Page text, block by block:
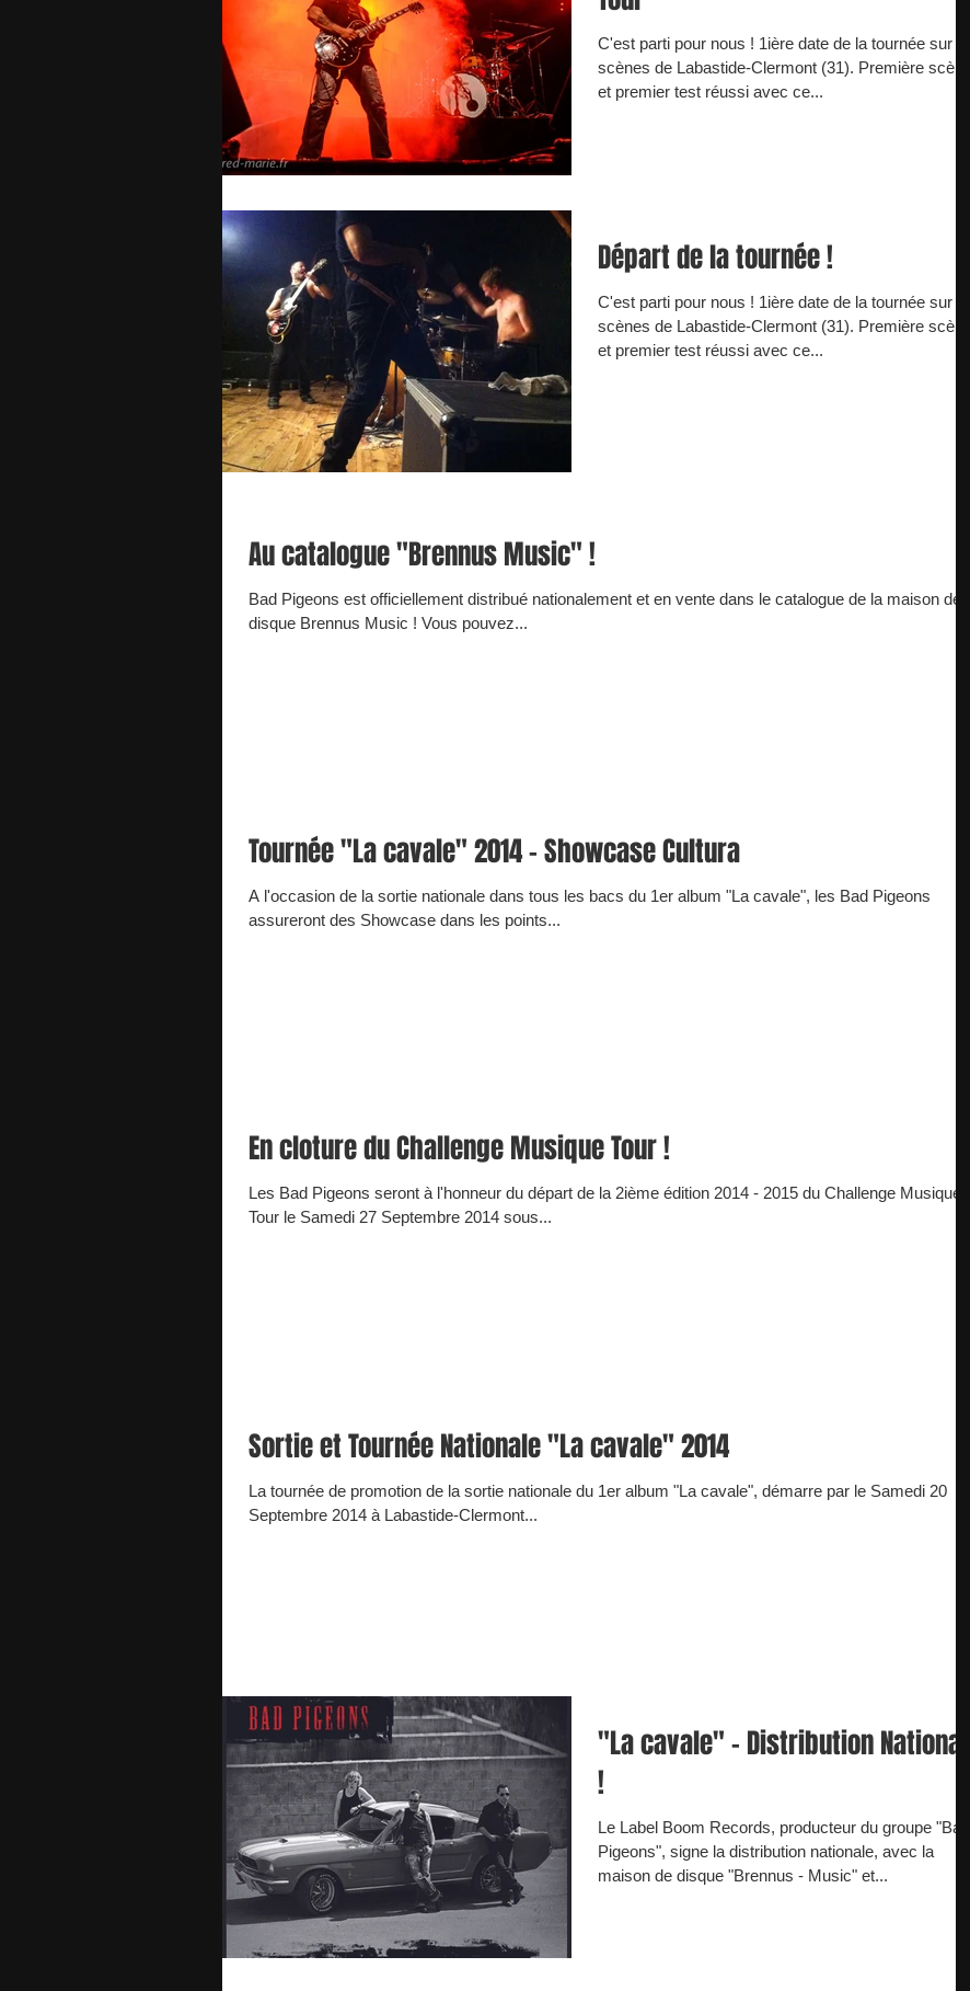
C'est parti pour nous ! 1ière date de la tournée sur les
scènes de Labastide-Clermont (31). Première scène
et premier test réussi avec ce...
Départ de la tournée !
C'est parti pour nous ! 1ière date de la tournée sur les
scènes de Labastide-Clermont (31). Première scène
et premier test réussi avec ce...
Au catalogue "Brennus Music" !
Bad Pigeons est officiellement distribué nationalement et en vente dans le catalogue de la maison de
disque Brennus Music ! Vous pouvez...
Tournée "La cavale" 2014 - Showcase Cultura
A l'occasion de la sortie nationale dans tous les bacs du 1er album "La cavale", les Bad Pigeons
assureront des Showcase dans les points...
En cloture du Challenge Musique Tour !
Les Bad Pigeons seront à l'honneur du départ de la 2ième édition 2014 - 2015 du Challenge Musique
Tour le Samedi 27 Septembre 2014 sous...
Sortie et Tournée Nationale "La cavale" 2014
La tournée de promotion de la sortie nationale du 1er album "La cavale", démarre par le Samedi 20
Septembre 2014 à Labastide-Clermont...
"La cavale" - Distribution Nationale
!
Le Label Boom Records, producteur du groupe "Bad
Pigeons", signe la distribution nationale, avec la
maison de disque "Brennus - Music" et...